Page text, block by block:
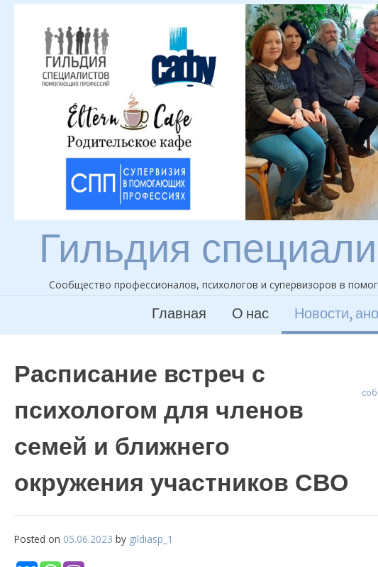
Skip
Гильдия
Сообщество профессионалов, психологов и супервизоров в
Главная О нас Новости,
Расписание встреч с
психологом для членов
семей и ближнего
окружения участников СВО
Posted on 05.06.2023 by gildiasp_1